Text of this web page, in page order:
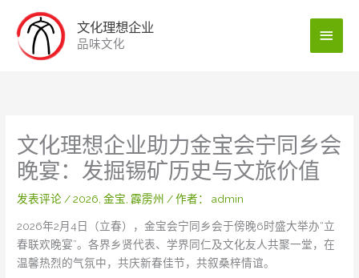
文化理想企业
品味文化
菜
文化理想企业助力金宝会宁同乡会
晚宴：发掘锡矿历史与文旅价值
发表评论 /2026 ,金宝 霹雳州 / 作者： admin
2026年2月4日（立春），金宝会宁同乡会于傍晚6时盛大举办“立
春联欢晚宴”。各界乡贤代表、学界同仁及文化友人共聚一堂，在
温馨热烈的气氛中，共庆新春佳节，共叙桑梓情谊。